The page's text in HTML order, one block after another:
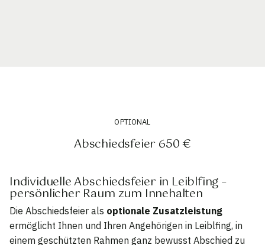
OPTIONAL
Abschiedsfeier 650 €
Individuelle Abschiedsfeier in Leiblfing –
persönlicher Raum zum Innehalten
Die Abschiedsfeier als optionale Zusatzleistung
ermöglicht Ihnen und Ihren Angehörigen in Leiblfing, in
einem geschützten Rahmen ganz bewusst Abschied zu